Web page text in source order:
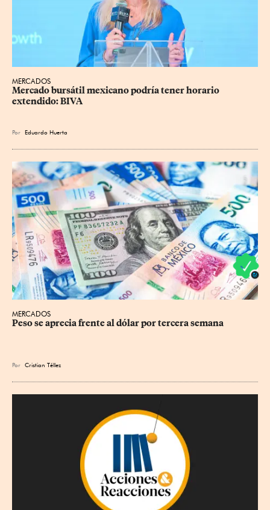
MERCADOS
Mercado bursátil mexicano podría tener horario
extendido: BIVA
Por Eduardo Huerta
MERCADOS
Peso se aprecia frente al dólar por tercera semana
Por Cristian Téllez